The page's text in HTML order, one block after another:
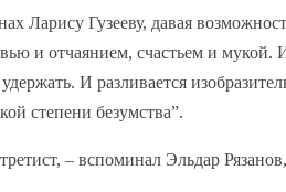
Ларису Гузееву, давая
и отчаянием, счастьем и мукой.
И разливается
степени безумства”.
– вспоминал Эльдар